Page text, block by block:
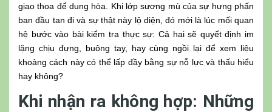
giao thoa để dung hòa. Khi lớp sương mù của sự hưng phấn
ban đầu tan đi và sự thật này lộ diện, đó mới là lúc mối quan
hệ bước vào bài kiểm tra thực sự: Cả hai sẽ quyết định im
lặng chịu đựng, buông tay, hay cùng ngồi lại để xem liệu
khoảng cách này có thể lấp đầy bằng sự nỗ lực và thấu hiểu
hay không?
Khi nhận ra không hợp: Những